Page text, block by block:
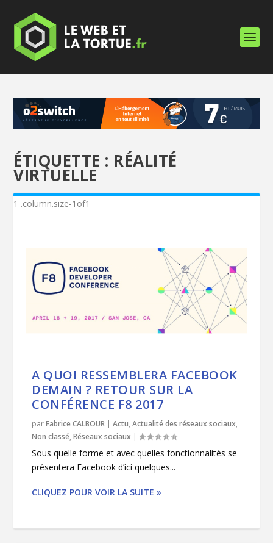
ÉTIQUETTE : RÉALITÉ
VIRTUELLE
A QUOI RESSEMBLERA FACEBOOK
DEMAIN ? RETOUR SUR LA
CONFÉRENCE F8 2017
parFabrice CALBOUR |Actu,Actualité des réseaux sociaux,
Non classé,Réseaux sociaux |
Sous quelle forme et avec quelles fonctionnalités se
présentera Facebook d’ici quelques...
CLIQUEZ POUR VOIR LA SUITE »